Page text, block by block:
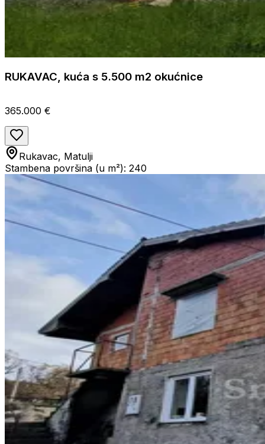
RUKAVAC, kuća s 5.500 m2 okućnice
365.000 €
Rukavac, Matulji
Stambena površina (u m²): 240